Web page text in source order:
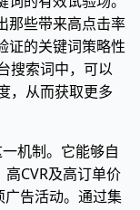
那些带来高点击率
证的关键词策略性
搜索词中，可以
，从而获取更多
机制。它能够自
CVR及高订单价
广告活动。通过集